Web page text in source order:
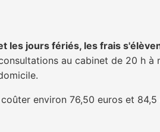
les jours fériés, les frais
au cabinet de 20 h à
environ 76,50 euros et